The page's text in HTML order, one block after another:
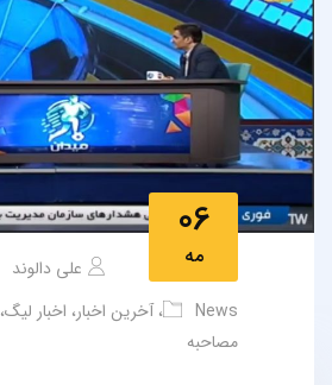
06
مه
علی دالوند
News
،آخرین اخبار، اخبار لیگ،
مصاحبه